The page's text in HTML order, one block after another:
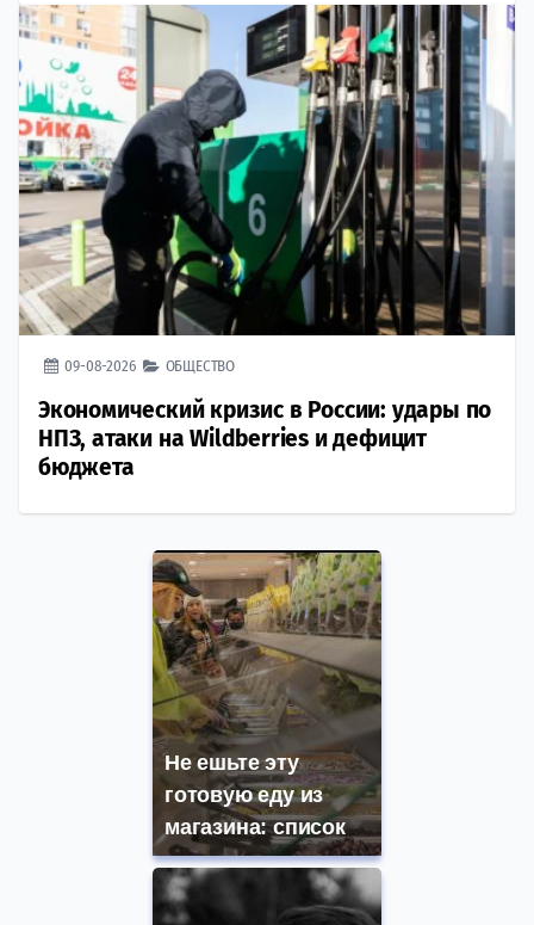
09-08-2026 ОБЩЕСТВО
Экономический кризис в России: удары по
НПЗ, атаки на Wildberries и дефицит
бюджета
Не ешьте эту
готовую еду из
магазина: список